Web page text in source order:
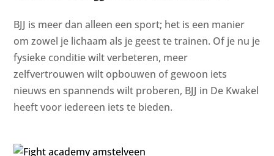
BJJ is meer dan alleen een sport; het is een manier
om zowel je lichaam als je geest te trainen. Of je nu je
fysieke conditie wilt verbeteren, meer
zelfvertrouwen wilt opbouwen of gewoon iets
nieuws en spannends wilt proberen, BJJ in De Kwakel
heeft voor iedereen iets te bieden.